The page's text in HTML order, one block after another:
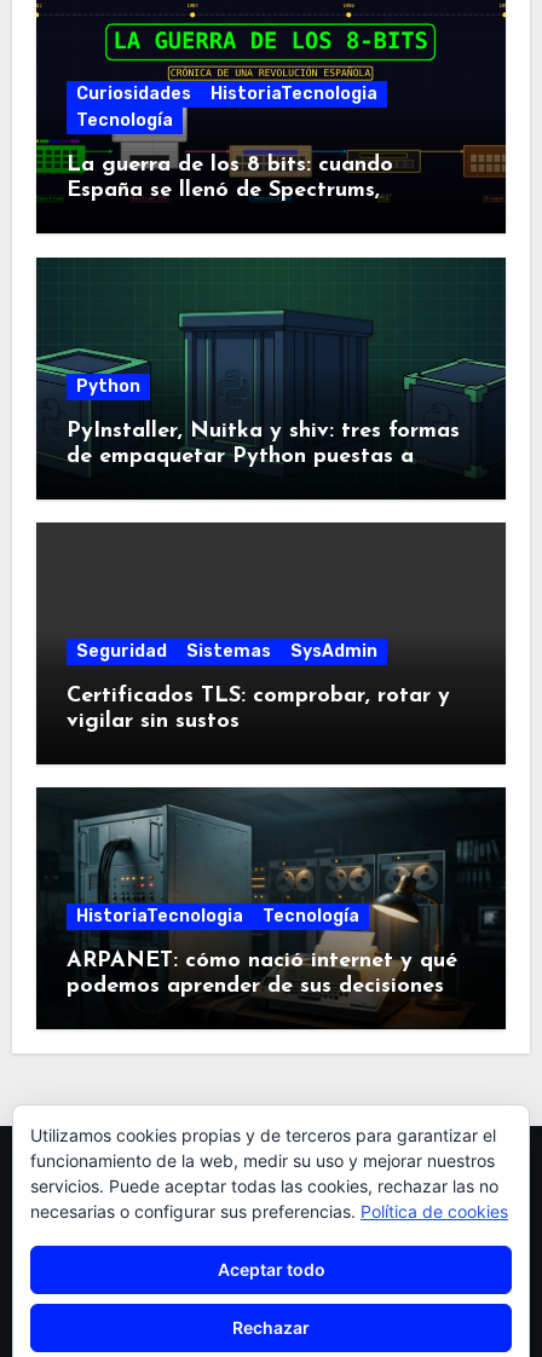
Curiosidades
HistoriaTecnologia
Tecnología
La guerra de los 8 bits: cuando
España se llenó de Spectrums,
Python
PyInstaller, Nuitka y shiv: tres formas
de empaquetar Python puestas a
prueba
Seguridad Sistemas SysAdmin
Certificados TLS: comprobar, rotar y
vigilar sin sustos
HistoriaTecnologia Tecnología
ARPANET: cómo nació internet y qué
podemos aprender de sus decisiones
pardellas
Utilizamos cookies propias y de terceros para garantizar el
funcionamiento de la web, medir su uso y mejorar nuestros
servicios. Puede aceptar todas las cookies, rechazar las no
necesarias o configurar sus preferencias. Política de cookies
Aceptar todo
Rechazar